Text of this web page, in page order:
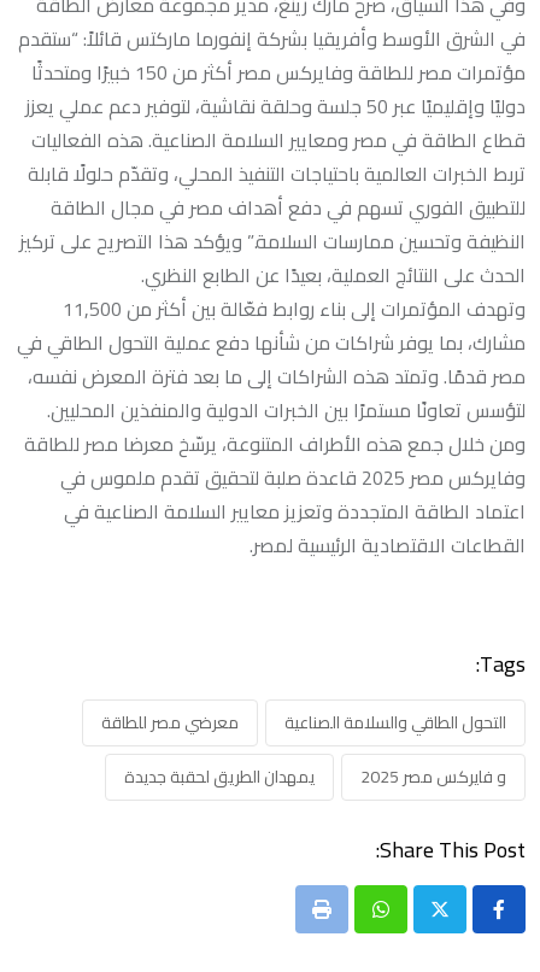
في الشرق الأوسط وأفريقيا بشركة إنفورما ماركتس قائلاً: “ستقدم
مؤتمرات مصر للطاقة وفايركس مصر أكثر من 150 خبيرًا ومتحدثًا
دوليًا وإقليميًا عبر 50 جلسة وحلقة نقاشية، لتوفير دعم عملي يعزز
قطاع الطاقة في مصر ومعايير السلامة الصناعية. هذه الفعاليات
تربط الخبرات العالمية باحتياجات التنفيذ المحلي، وتقدّم حلولًا قابلة
للتطبيق الفوري تسهم في دفع أهداف مصر في مجال الطاقة
النظيفة وتحسين ممارسات السلامة.” ويؤكد هذا التصريح على تركيز
الحدث على النتائج العملية، بعيدًا عن الطابع النظري.
وتهدف المؤتمرات إلى بناء روابط فعّالة بين أكثر من 11,500
مشارك، بما يوفر شراكات من شأنها دفع عملية التحول الطاقي في
مصر قدمًا. وتمتد هذه الشراكات إلى ما بعد فترة المعرض نفسه،
لتؤسس تعاونًا مستمرًا بين الخبرات الدولية والمنفذين المحليين.
ومن خلال جمع هذه الأطراف المتنوعة، يرسّخ معرضا مصر للطاقة
وفايركس مصر 2025 قاعدة صلبة لتحقيق تقدم ملموس في
اعتماد الطاقة المتجددة وتعزيز معايير السلامة الصناعية في
القطاعات الاقتصادية الرئيسية لمصر.
Tags:
التحول الطاقي والسلامة الصناعية
معرضي مصر للطاقة
و فايركس مصر 2025
يمهدان الطريق لحقبة جديدة
Share This Post:
Whatsapp
Print